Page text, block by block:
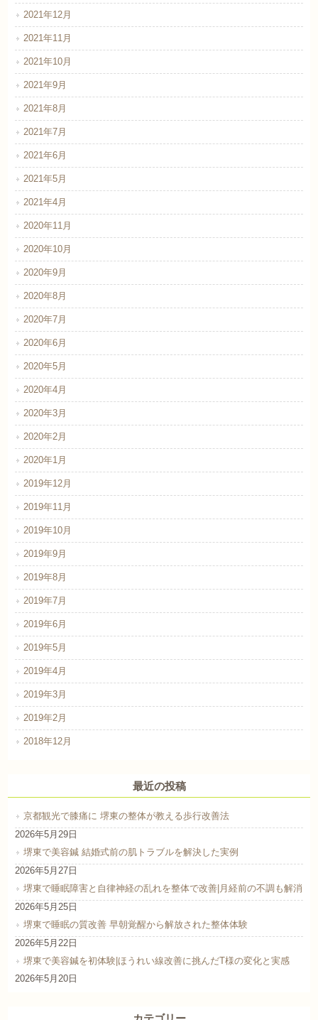
2021年12月
2021年11月
2021年10月
2021年9月
2021年8月
2021年7月
2021年6月
2021年5月
2021年4月
2020年11月
2020年10月
2020年9月
2020年8月
2020年7月
2020年6月
2020年5月
2020年4月
2020年3月
2020年2月
2020年1月
2019年12月
2019年11月
2019年10月
2019年9月
2019年8月
2019年7月
2019年6月
2019年5月
2019年4月
2019年3月
2019年2月
2018年12月
最近の投稿
京都観光で膝痛に 堺東の整体が教える歩行改善法
2026年5月29日
堺東で美容鍼 結婚式前の肌トラブルを解決した実例
2026年5月27日
堺東で睡眠障害と自律神経の乱れを整体で改善|月経前の不調も解消
2026年5月25日
堺東で睡眠の質改善 早朝覚醒から解放された整体体験
2026年5月22日
堺東で美容鍼を初体験|ほうれい線改善に挑んだT様の変化と実感
2026年5月20日